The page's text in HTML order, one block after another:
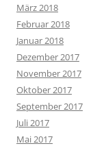
März 2018
Februar 2018
Januar 2018
Dezember 2017
November 2017
Oktober 2017
September 2017
Juli 2017
Mai 2017